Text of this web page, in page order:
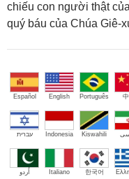
chiếu con người thật
quý báu của Chúa Giê-
Español English Português
עברית Indonesia Kiswahili
اُردو Italiano 한국어